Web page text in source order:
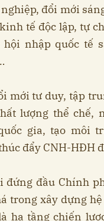
đổi mới
tế độc lập, tự
hội nhập quốc tế
mới tư duy, tập
lượng thể chế,
gia, tạo môi
đẩy CNH-HĐH
đứng đầu Chính
trong xây dựng
hạ tầng chiến